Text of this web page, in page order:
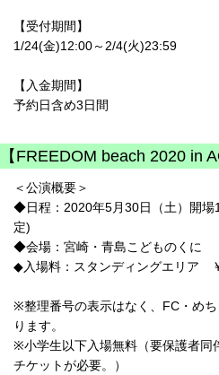
【受付期間】
1/24(金)12:00～2/4(火)23:59
【入金期間】
予約日含め3日間
【FREEDOM beach 2020 in
＜公演概要＞
◆日程：2020年5月30日（土）開
定)
◆会場：宮崎・青島こどものくに
◆入場料：スタンディングエリア
※整理番号の表示はなく、FC・め
ります。
※小学生以下入場無料（要保護者同
チケットが必要。）